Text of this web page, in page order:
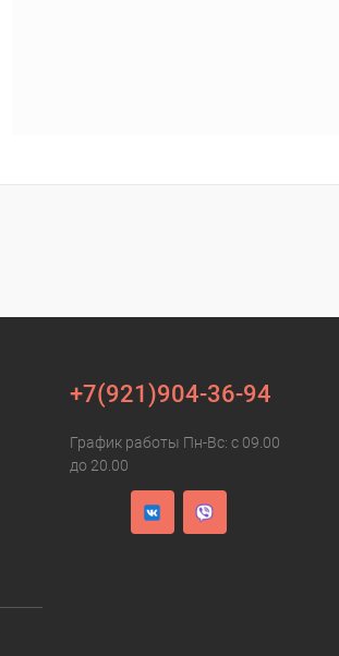
+7(921)904-36-94
График работы Пн-Вс: с 09.00
до 20.00